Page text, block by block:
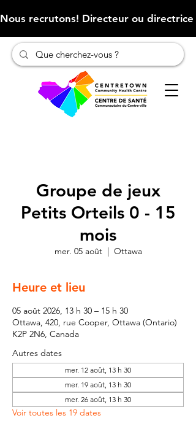
Nous recrutons! Directeur ou
Groupe de jeux
Petits Orteils 0 - 15
mois
mer. 05 août
  |
Ottawa
Heure et lieu
05 août 2026, 13 h 30 – 15 h 30
Ottawa, 420, rue Cooper, Ottawa (Ontario)
K2P 2N6, Canada
Autres dates
mer. 12 août, 13 h 30
mer. 19 août, 13 h 30
mer. 26 août, 13 h 30
Voir toutes les 19 dates